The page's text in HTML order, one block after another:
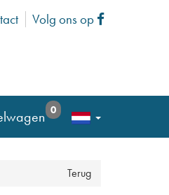
Volg ons op Facebook
0
Terug